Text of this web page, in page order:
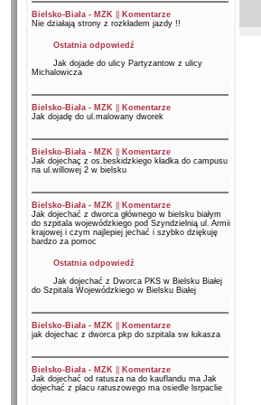
Bielsko-Biała - MZK||
Komentarze
Nie działają strony z rozkładem jazdy !!
Ostatnia odpowiedź
Jak dojade do ulicy Partyzantow z ulicy
Michalowicza
Bielsko-Biała - MZK||
Komentarze
Jak dojadę do ul.malowany dworek
Bielsko-Biała - MZK||
Komentarze
Jak dojechaç z os.beskidzkiego kładka do campusu
na ul.willowej 2 w bielsku
Bielsko-Biała - MZK||
Komentarze
Jak dojechać z dworca głównego w bielsku białym
do szpitala wojewódzkiego pod Szyndzielnią ul. Armii
krajowej i czym najlepiej jechać i szybko dziękuję
bardzo za pomoc
Ostatnia odpowiedź
Jak dojechać z Dworca PKS w Bielsku Białej
do Szpitala Wojewódzkiego w Bielsku Białej
Bielsko-Biała - MZK||
Komentarze
jak dojechac z dworca pkp do szpitala sw łukasza
Bielsko-Biała - MZK||
Komentarze
Jak dojechać od ratusza na do kauflandu ma Jak
dojechać z placu ratuszowego ma osiedle lsrpaclie